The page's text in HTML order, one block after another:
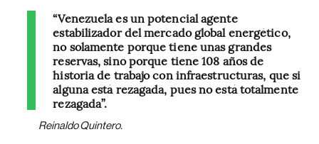
“Venezuela es un potencial agente
estabilizador del mercado global energético,
no solamente porque tiene unas grandes
reservas, sino porque tiene 108 años de
historia de trabajo con infraestructuras, que si
alguna está rezagada, pues no está totalmente
rezagada”.
Reinaldo Quintero.